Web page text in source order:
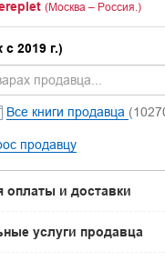
(Москва – Россия.)
2019 г.)
Все книги продавца
продавцу
оплаты и доставки
услуги продавца